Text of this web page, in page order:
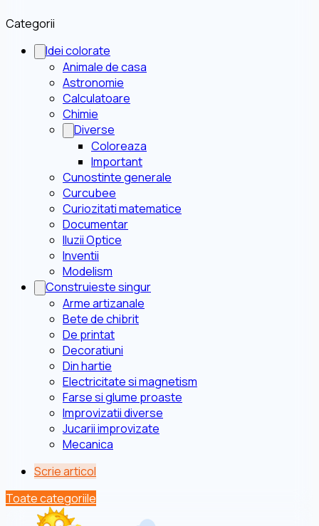
Categorii
Idei colorate
Animale de casa
Astronomie
Calculatoare
Chimie
Diverse
Coloreaza
Important
Cunostinte generale
Curcubee
Curiozitati matematice
Documentar
Iluzii Optice
Inventii
Modelism
Construieste singur
Arme artizanale
Bete de chibrit
De printat
Decoratiuni
Din hartie
Electricitate si magnetism
Farse si glume proaste
Improvizatii diverse
Jucarii improvizate
Mecanica
Scrie articol
Toate categoriile